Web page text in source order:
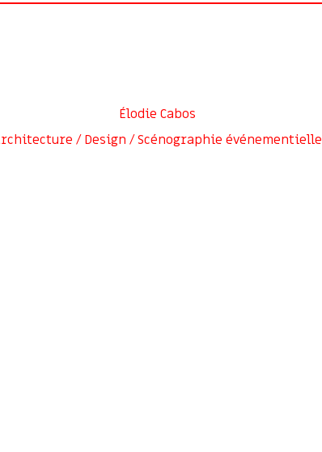
Élodie Cabos
/ Design / Scénographie événementielle